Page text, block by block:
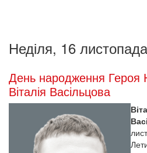
Неділя, 16
День народження Героя
Віталія Васільцова